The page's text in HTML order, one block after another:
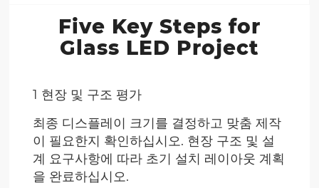
Five Key Steps for
Glass LED Project
1 현장 및 구조 평가
최종 디스플레이 크기를 결정하고 맞춤 제작
이 필요한지 확인하십시오. 현장 구조 및 설
계 요구사항에 따라 초기 설치 레이아웃 계획
을 완료하십시오.